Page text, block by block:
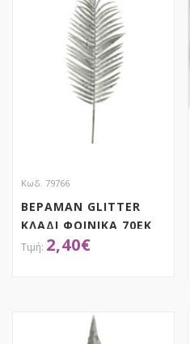
Κωδ. 79766
ΒΕΡΑΜΑΝ GLITTER
ΚΛΑΔΙ ΦΟΙΝΙΚΑ 70ΕΚ
2,40€